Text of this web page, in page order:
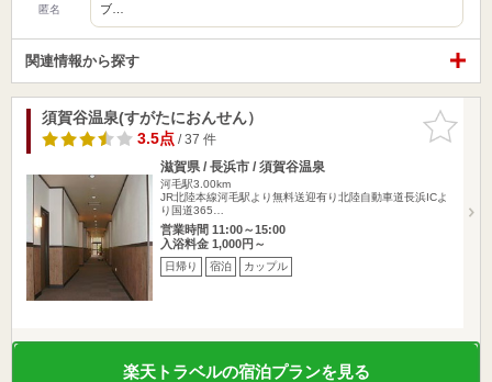
匿名
ブ…
関連情報から探す
お気に入
りに追加
須賀谷温泉(すがたにおんせん）
3.5点/ 37 件
滋賀県 / 長浜市 / 須賀谷温泉
河毛駅3.00km
JR北陸本線河毛駅より無料送迎有り北陸自動車道長浜ICよ
り国道365…
営業時間 11:00～15:00
入浴料金 1,000円～
日帰り 宿泊 カップル
楽天トラベルの宿泊プランを見る